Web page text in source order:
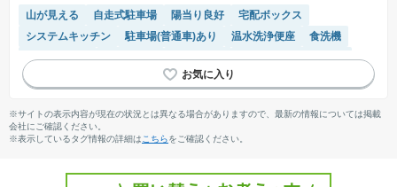
山が見える 自走式駐車場 陽当り良好
宅配ボックス
システムキッチン
駐車場(普通車)あり 温水洗浄便座
食洗機
対面キッチン
浴室乾燥機 ペット相談
駐輪場・バイク置き場
エレベーター
モニター付きインターホン
※サイトの表示内容が現在の状況とは異なる場合がありますので、最新の情報については掲載
会社にご確認ください。
※表示しているタグ情報の詳細は こちらをご確認ください。